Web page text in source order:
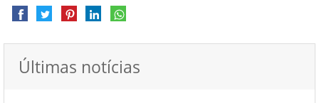
Últimas notícias